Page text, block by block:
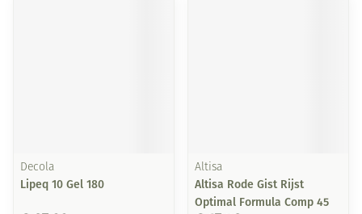
Decola
Lipeq 10 Gel 180
Altisa
Altisa Rode Gist Rijst
Optimal Formula Comp 45